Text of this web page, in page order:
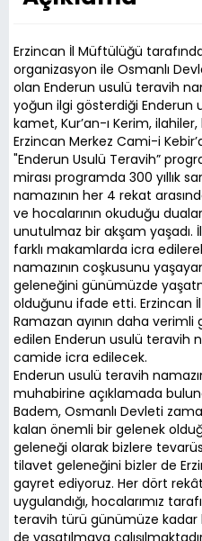
Erzincan İl Müftülüğü
organizasyon ile Osmanlı
olan Enderun usulü teravih
yoğun ilgi gösterdiği Enderun
kamet, Kur’an-ı Kerim,
Erzincan Merkez Cami-i
"Enderun Usulü Teravih”
mirası programda 300 yıllık
namazının her 4 rekat
ve hocalarının okuduğu
unutulmaz bir akşam yaşadı.
farklı makamlarda icra
namazının coşkusunu
geleneğini günümüzde
olduğunu ifade etti. Erzincan
Ramazan ayının daha
edilen Enderun usulü teravih
camide icra edilecek.
Enderun usulü teravih
muhabirine açıklamada
Badem, Osmanlı Devleti
kalan önemli bir gelenek
geleneği olarak bizlere
tilavet geleneğini bizler de
gayret ediyoruz. Her dört
uygulandığı, hocalarımız
teravih türü günümüze
de yaşatılmaya